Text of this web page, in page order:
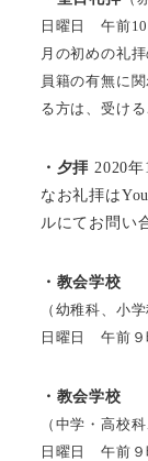
日曜日 午前
月の初めの礼
員籍の有無に
る方は、受ける
・夕拝 2020
なお礼拝は
ルにてお問い
・教会学校
（幼稚科、小学
日曜日 午前９
・教会学校
（中学・高校科
日曜日 午前９